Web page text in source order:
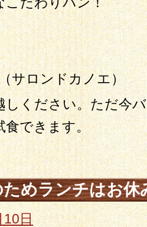
サロンドカノエ）
しください。ただ今
食できます。
めランチはお休
10日